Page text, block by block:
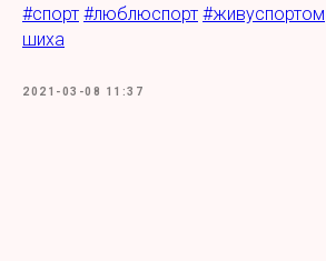
#спорт #люблюспорт #живуспортом
шиха
2021-03-08 11:37